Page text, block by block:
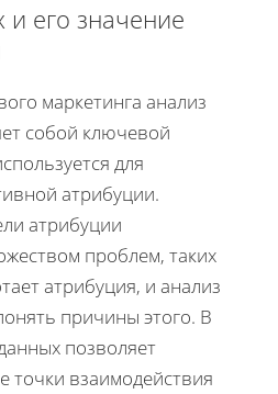
его значение
маркетинга анализ
собой ключевой
для
атрибуции.
атрибуции
проблем, таких
атрибуция, и анализ
причины этого. В
позволяет
точки взаимодействия